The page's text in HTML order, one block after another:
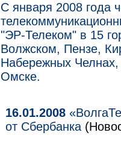
С января 2008 года
"ЭР-Телеком" в 15
Волжском, Пензе,
Набережных
Омске.
16.01.2008
от Сбербанка